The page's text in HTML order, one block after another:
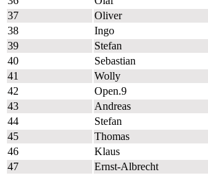
37
Oliver
38
Ingo
39
Stefan
40
Sebastian
41
Wolly
42
Open.9
43
Andreas
44
Stefan
45
Thomas
46
Klaus
47
Ernst-Albrecht